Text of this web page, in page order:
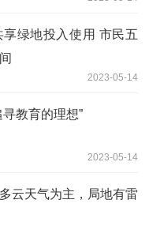
绿地投入使用 市民五
2023-05-14
教育的理想”
2023-05-14
云天气为主，局地有雷